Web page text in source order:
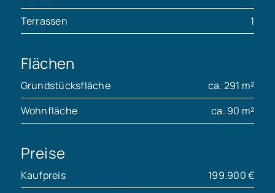
Terrassen
1
Flächen
Grundstücksfläche
ca. 291 m²
Wohnfläche
ca. 90 m²
Preise
Kaufpreis
199.900 €